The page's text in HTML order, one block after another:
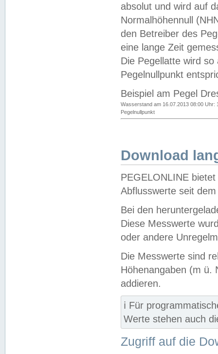
absolut und wird auf
Normalhöhennull
den Betreiber des
eine lange Zeit
Die Pegellatte wird
Pegelnullpunkt
Beispiel am Pegel
Wasserstand am 16.07.2013 08:00 Uhr:
Pegelnullpunkt
Download
PEGELONLINE
Abflusswerte seit
Bei den
Diese Messwerte
oder andere
Die Messwerte sind
Höhenangaben (m ü.
addieren.
ℹ️ Für
Werte stehen auch
Zugriff auf die